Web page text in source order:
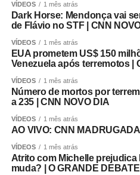
VÍDEOS 1 mês atrás
Dark Horse: Mendonça vai
de Flávio no STF | CNN
VÍDEOS 1 mês atrás
EUA prometem US$ 150
Venezuela após terremotos |
VÍDEOS 1 mês atrás
Número de mortos por
a 235 | CNN NOVO DIA
VÍDEOS 1 mês atrás
AO VIVO: CNN
VÍDEOS 1 mês atrás
Atrito com Michelle
muda? | O GRANDE DEBATE